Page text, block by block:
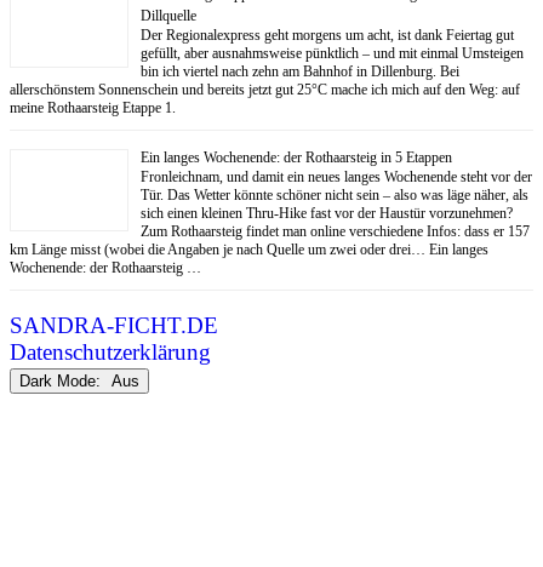
Dillquelle
Der Regionalexpress geht morgens um acht, ist dank Feiertag gut
gefüllt, aber ausnahmsweise pünktlich – und mit einmal Umsteigen
bin ich viertel nach zehn am Bahnhof in Dillenburg. Bei
allerschönstem Sonnenschein und bereits jetzt gut 25°C mache ich mich auf den Weg: auf
meine Rothaarsteig Etappe 1.
Ein langes Wochenende: der Rothaarsteig in 5 Etappen
Fronleichnam, und damit ein neues langes Wochenende steht vor der
Tür. Das Wetter könnte schöner nicht sein – also was läge näher, als
sich einen kleinen Thru-Hike fast vor der Haustür vorzunehmen?
Zum Rothaarsteig findet man online verschiedene Infos: dass er 157
km Länge misst (wobei die Angaben je nach Quelle um zwei oder drei… Ein langes
Wochenende: der Rothaarsteig …
SANDRA-FICHT.DE
Datenschutzerklärung
Dark Mode: